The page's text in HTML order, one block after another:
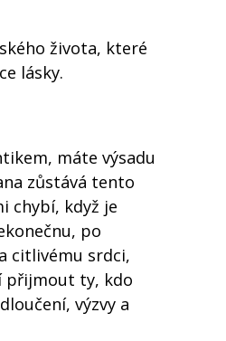
života, které
lásky.
máte výsadu
zůstává tento
chybí, když je
po
citlivému srdci,
přijmout ty, kdo
výzvy a